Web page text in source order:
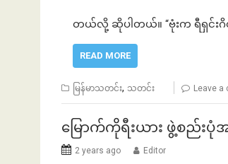
တယ်လို့ ဆိုပါတယ်။ “ဗုံးက ရီရှင်းဂိတ်
READ MORE
မြန်မာသတင်း, သတင်း Leave a
မြောက်ကိုရီးယား ဖွဲ့စည်း
2 years ago Editor